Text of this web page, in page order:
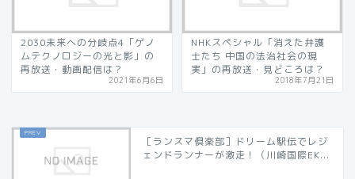
2030未来への分岐点4「ゲノ
ムテクノロジーの光と影」の
再放送・動画配信は？
2021年6月6日
NHKスペシャル「消えた弁護
士たち 中国の法治社会の現
実」の再放送・見どころは？
2018年7月21日
［ランスマ倶楽部］ドリーム駅伝でレジ
ェンドランナーが激走！（川崎国際EK...